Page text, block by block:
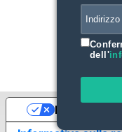
dell'
Le tue